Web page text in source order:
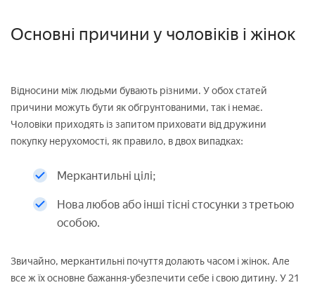
Основні причини у чоловіків і жінок
Відносини між людьми бувають різними. У обох статей
причини можуть бути як обгрунтованими, так і немає.
Чоловіки приходять із запитом приховати від дружини
покупку нерухомості, як правило, в двох випадках:
Меркантильні цілі;
Нова любов або інші тісні стосунки з третьою
особою.
Звичайно, меркантильні почуття долають часом і жінок. Але
все ж їх основне бажання-убезпечити себе і свою дитину. У 21